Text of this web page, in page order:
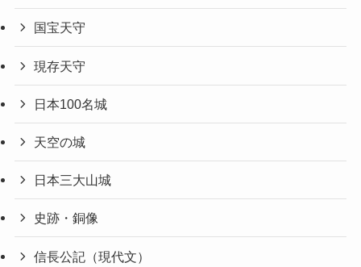
国宝天守
現存天守
日本100名城
天空の城
日本三大山城
史跡・銅像
信長公記（現代文）